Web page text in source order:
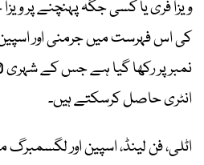
ویزا فری یا کسی جگہ پہنچنے پر
کی اس فہرست میں جرمنی اور
انٹری حاصل کرسکتے ہیں۔
اٹلی، فن لینڈ، اسپین اور